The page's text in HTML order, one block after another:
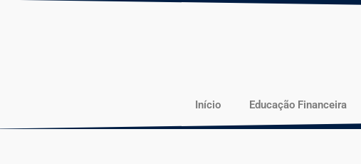
Início Educação Financeira